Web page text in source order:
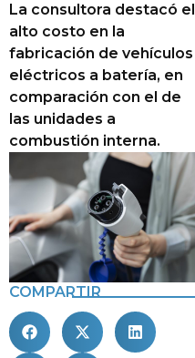
La consultora destacó el
alto costo en la
fabricación de vehículos
eléctricos a batería, en
comparación con el de
las unidades a
combustión interna.
COMPARTIR